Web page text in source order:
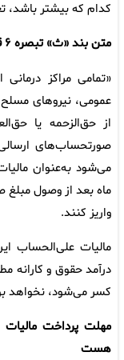
کدام که بیشتر باشد،
متن بند «ث» تبصره ۶ قانون بودجه ۱۴۰۳ به این شرح است:
«تمامی مراکز
از حق‌الزحمه یا
صورتحساب‌های
می‌شود به‌عنوان
ماه بعد از وصول
واریز کنند.
مالیات علی‌الحساب
درآمد حقوق و کارانه
کسر می‌شود، نخواهد
مهلت پرداخت
هست